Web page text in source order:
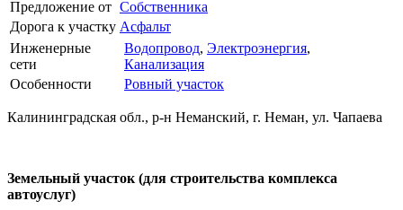
Предложение от Собственника
Дорога к участку Асфальт
Инженерные
сети
Водопровод, Электроэнергия,
Канализация
Особенности
Ровный участок
Калининградская обл., р-н Неманский, г. Неман, ул. Чапаева
Земельный участок (для строительства комплекса
автоуслуг)